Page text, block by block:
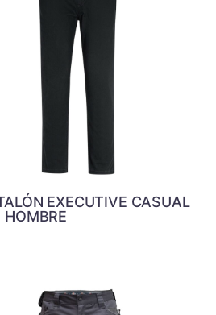
EXECUTIVE CASUAL
HOMBRE